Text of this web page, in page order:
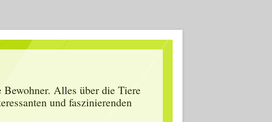
Alles über die Tiere
und faszinierenden